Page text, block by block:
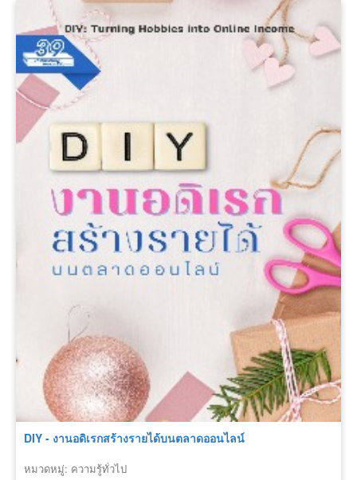
DIY - งานอดิเรกสร้างรายได้บนตลาดออนไลน์
หมวดหมู่: ความรู้ทั่วไป